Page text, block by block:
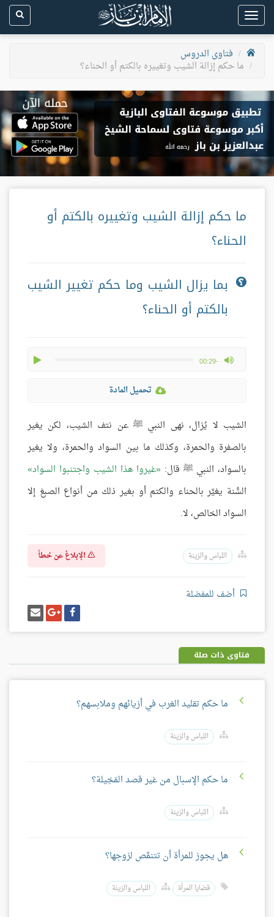
Toggle
navigation
فتاوى الدروس
ما حكم إزالة الشيب وتغييره بالكتم أو الحناء؟
ما حكم إزالة الشيب وتغييره بالكتم أو
الحناء؟
بما يزال الشيب وما حكم تغيير الشيب
بالكتم أو الحناء؟
-00:29
max volume
تحميل المادة
الشيب لا يُزال، نهى النبي ﷺ عن نتف الشيب، لكن يغير
بالصفرة والحمرة، وكذلك ما بين السواد والحمرة، ولا يغير
بالسواد، النبي ﷺ قال: غيروا هذا الشيب واجتنبوا السواد
السُّنة يغيَّر بالحناء والكتم أو بغير ذلك من أنواع الصبغ إلا
السواد الخالص، لا.
اللباس والزينة الإبلاغ عن خطأ
أضف للمفضلة
شارك
على
فيسبوك
شارك
على
غوغل
بلس
إرسل
إيميل
فتاوى ذات صلة
ما حكم تقليد الغرب في أزيائهم وملابسهم؟
اللباس والزينة
ما حكم الإسبال من غير قصد المَخِيلة؟
اللباس والزينة
هل يجوز للمرأة أن تتنمَّص لزوجها؟
قضايا المرأة اللباس والزينة